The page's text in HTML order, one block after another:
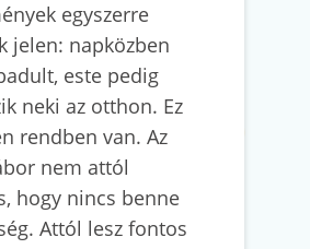
egyszerre
jelen: napközben
este pedig
neki az otthon. Ez
rendben van. Az
nem attól
hogy nincs benne
Attól lesz fontos